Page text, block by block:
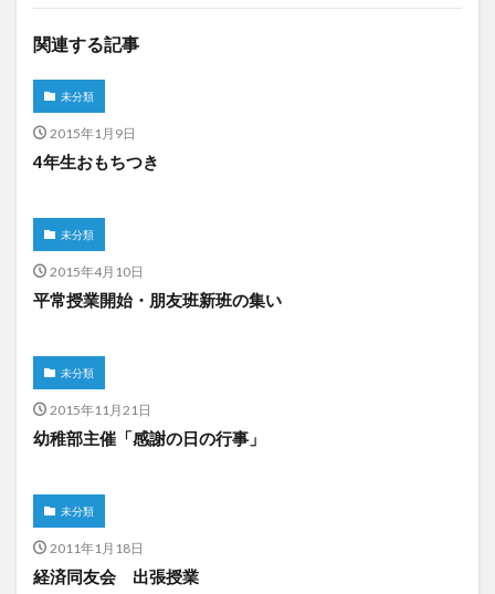
関連する記事
未分類
2015年1月9日
4年生おもちつき
未分類
2015年4月10日
平常授業開始・朋友班新班の集い
未分類
2015年11月21日
幼稚部主催「感謝の日の行事」
未分類
2011年1月18日
経済同友会 出張授業